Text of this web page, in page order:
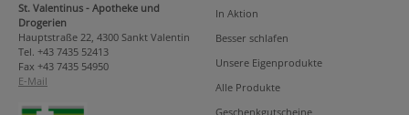
St. Valentinus - Apotheke und
Drogerien
Hauptstraße 22, 4300 Sankt Valentin
Tel. +43 7435 52413
Fax +43 7435 54950
E-Mail
In Aktion
Besser schlafen
Unsere Eigenprodukte
Alle Produkte
Geschenkgutscheine